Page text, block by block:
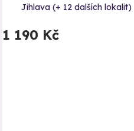
Jihlava (+ 12 dalších lokalit)
1 190 Kč